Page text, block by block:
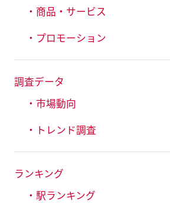
・商品・サービス
・プロモーション
調査データ
・市場動向
・トレンド調査
ランキング
・駅ランキング